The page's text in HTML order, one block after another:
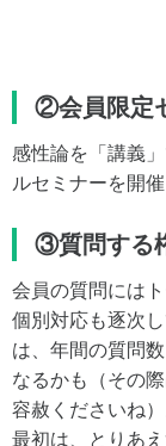
②会員限定
感性論を「講義
ルセミナーを開
③質問する
会員の質問には
個別対応も逐次
は、年間の質問
なるかも（その
容赦くださいね）
最初は、とりあ